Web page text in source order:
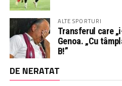
ALTE SPORTURI
Transferul care
Genoa. „Cu
B!”
DE NERATAT